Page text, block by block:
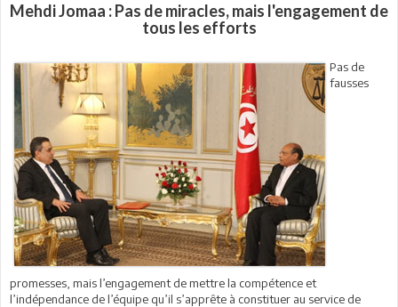
Mehdi Jomaa : Pas de miracles, mais l'engagement de
tous les efforts
Pas de
fausses
promesses, mais l’engagement de mettre la compétence et
l’indépendance de l’équipe qu’il s’apprête à constituer au service de